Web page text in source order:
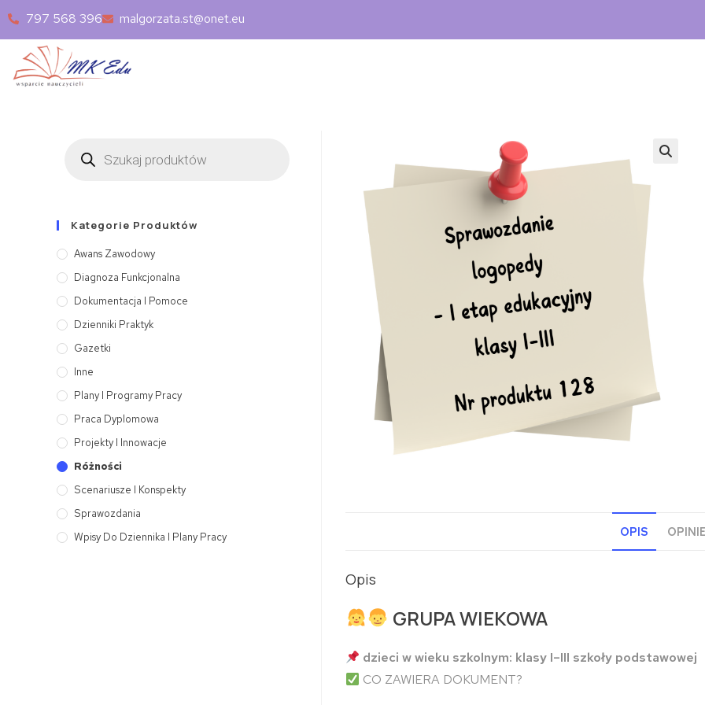
797 568 396 malgorzata.st@onet.eu
OPIS
Opis
GRUPA WIEKOWA
dzieci w wieku szkolnym: klasy I–III szkoły podstawowej
CO ZAWIERA DOKUMENT?
Kategorie Produktów
Awans Zawodowy
Diagnoza Funkcjonalna
Dokumentacja I Pomoce
Dzienniki Praktyk
Gazetki
Inne
Plany I Programy Pracy
Praca Dyplomowa
Projekty I Innowacje
Różności
Scenariusze I Konspekty
Sprawozdania
Wpisy Do Dziennika I Plany Pracy